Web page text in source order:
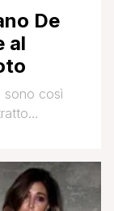
De
al
sono così
circola
Belen e il